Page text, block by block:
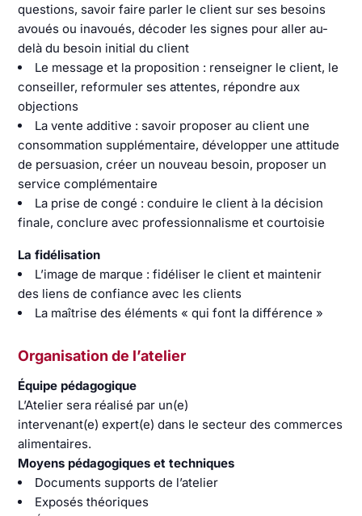
questions, savoir faire parler le client sur ses besoins
avoués ou inavoués, décoder les signes pour aller au-
delà du besoin initial du client
Le message et la proposition : renseigner le client, le
conseiller, reformuler ses attentes, répondre aux
objections
La vente additive : savoir proposer au client une
consommation supplémentaire, développer une attitude
de persuasion, créer un nouveau besoin, proposer un
service complémentaire
La prise de congé : conduire le client à la décision
finale, conclure avec professionnalisme et courtoisie
La fidélisation
L’image de marque : fidéliser le client et maintenir
des liens de confiance avec les clients
La maîtrise des éléments « qui font la différence »
Organisation de l’atelier
Équipe pédagogique
L’Atelier sera réalisé par un(e)
intervenant(e) expert(e) dans le secteur des commerces
alimentaires.
Moyens pédagogiques et techniques
Documents supports de l’atelier
Exposés théoriques